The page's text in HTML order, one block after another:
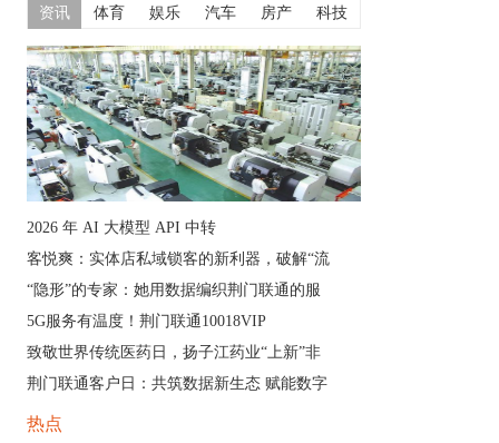
资讯 体育 娱乐 汽车 房产 科技
2026 年 AI 大模型 API 中转
客悦爽：实体店私域锁客的新利器，破解“流
“隐形”的专家：她用数据编织荆门联通的服
5G服务有温度！荆门联通10018VIP
致敬世界传统医药日，扬子江药业“上新”非
荆门联通客户日：共筑数据新生态 赋能数字
热点